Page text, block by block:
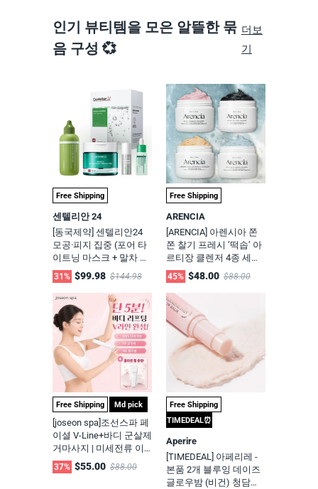
인기 뷰티템을 모은 알뜰한 묶
음 구성 💞
더보
기
Free Shipping
센텔리안 24
[동국제약] 센텔리안24
모공·피지 집중 (포어 타
이트닝 마스크 + 말차 필
링젤 + 더블 타이트닝 앰
플 패드 + 마데카 파우더
티트리 + 아젤라익 세럼)
31% $99.98 $144.98
Free Shipping
ARENCIA
[ARENCIA] 아렌시아 쫀
쫀 찰기 프레시 ‘떡솝’ 아
르티장 클렌저 4종 세트
#각질관리 #노폐물제거
#모공케어 120g*4개
45% $48.00 $88.00
Free Shipping Md pick
[joseon spa]조선스파 페
이셜 V-Line+바디 군살제
거마사지 | 미세전류 이
너셀 부스터 - 매일 5분으
로 강력 V라인 홈케어 디
37% $55.00 $88.00
Free Shipping
TIMEDEAL⏰
Aperire
[TIMEDEAL] 아페리레 -
본품 2개 블루잉 데이즈
글로우밤 (비건) 청담순